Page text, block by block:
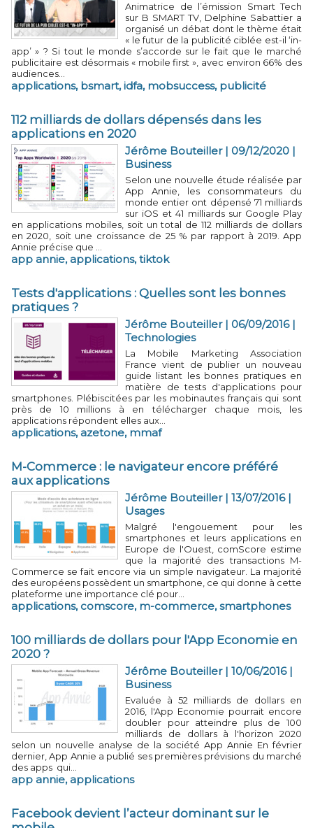
​Animatrice de l’émission Smart Tech
sur B SMART TV, Delphine Sabattier a
organisé un débat dont le thème était
« le futur de la publicité ciblée est-il ‘in-
app’ » ? Si tout le monde s’accorde sur le fait que le marché
publicitaire est désormais « mobile first », avec environ 66% des
audiences...
applications, bsmart,idfa, mobsuccess, publicité
​112 milliards de dollars dépensés dans les
applications en 2020
Jérôme Bouteiller| 09/12/2020 |
Business
Selon une nouvelle étude réalisée par
App Annie, les consommateurs du
monde entier ont dépensé 71 milliards
sur iOS et 41 milliards sur Google Play
en applications mobiles, soit un total de 112 milliards de dollars
en 2020, soit une croissance de 25 % par rapport à 2019. App
Annie précise que ...
app annie, applications,tiktok
Tests d'applications : Quelles sont les bonnes
pratiques ?
Jérôme Bouteiller| 06/09/2016|
Technologies
La Mobile Marketing Association
France vient de publier un nouveau
guide listant les bonnes pratiques en
matière de tests d'applications pour
smartphones. Plébiscitées par les mobinautes français qui sont
près de 10 millions à en télécharger chaque mois, les
applications répondent elles aux...
applications, azetone, mmaf
M-Commerce : le navigateur encore préféré
aux applications
Jérôme Bouteiller| 13/07/2016|
Usages
Malgré l'engouement pour les
smartphones et leurs applications en
Europe de l'Ouest, comScore estime
que la majorité des transactions M-
Commerce se fait encore via un simple navigateur. La majorité
des européens possèdent un smartphone, ce qui donne à cette
plateforme une importance clé pour...
applications, comscore, m-commerce,smartphones
100 milliards de dollars pour l'App Economie en
2020 ?
Jérôme Bouteiller| 10/06/2016|
Business
Evaluée à 52 milliards de dollars en
2016, l'App Economie pourrait encore
doubler pour atteindre plus de 100
milliards de dollars à l'horizon 2020
selon un nouvelle analyse de la société App Annie En février
dernier, App Annie a publié ses premières prévisions du marché
des apps qui...
app annie, applications
Facebook devient l’acteur dominant sur le